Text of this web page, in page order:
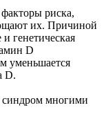
риска,
их. Причиной
генетическая
D
уменьшается
D.
синдром многими